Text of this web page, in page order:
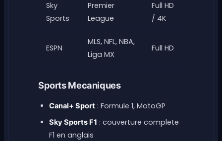
Sky
Sports
Premier
League
Full HD
/ 4K
ESPN
MLS, NFL, NBA,
Liga MX
Full HD
Sports Mecaniques
Canal+ Sport: Formule 1, MotoGP
Sky Sports F1 : couverture complete
F1 en anglais